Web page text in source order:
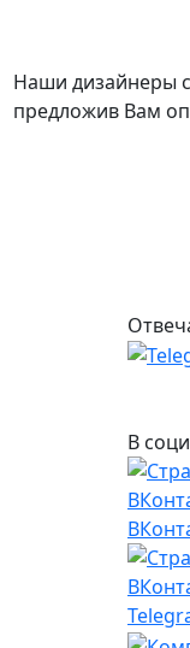
Наши дизайнеры
предложив Вам
В